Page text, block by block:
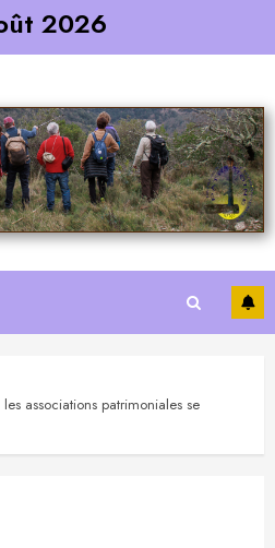
2026
associations patrimoniales se